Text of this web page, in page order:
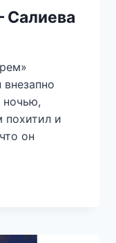
Салиева
ночью,
похитил и
он